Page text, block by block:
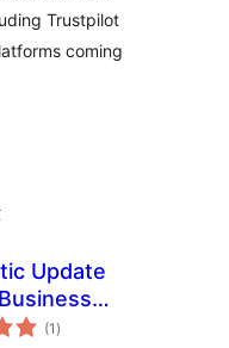
Trustpilot
coming
Update
(1 টা
মুঠ)